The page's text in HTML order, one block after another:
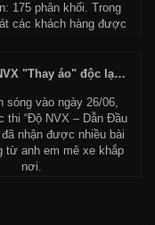
175 phân khối. Trong
các khách hàng được
Yamaha Việt Nam
ra mắt Exciter 150 ccNgắm dàn NVX "Thay áo" độc lạ trong cuộc thi “Độ NVX – Dẫn Đầu Xu Hướng’’
sóng vào ngày 26/06,
thi “Độ NVX – Dẫn Đầu
đã nhận được nhiều bài
từ anh em mê xe khắp
nơi.